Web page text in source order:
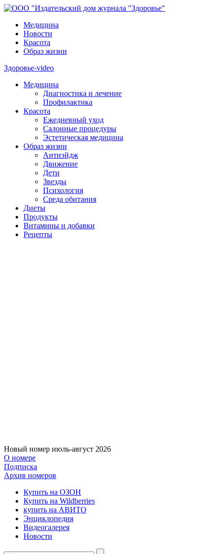
Медицина
Новости
Красота
Образ жизни
Здоровье-video
Медицина
Диагностика и лечение
Профилактика
Красота
Ежедневный уход
Салонные процедуры
Эстетическая медицина
Образ жизни
Антиэйдж
Движение
Дети
Звезды
Психология
Среда обитания
Диеты
Продукты
Витамины и добавки
Рецепты
Новый номер июль-август 2026
О номере
Подписка
Архив номеров
Купить на ОЗОН
Купить на Wildberries
купить на АВИТО
Энциклопедия
Видеогалерея
Новости